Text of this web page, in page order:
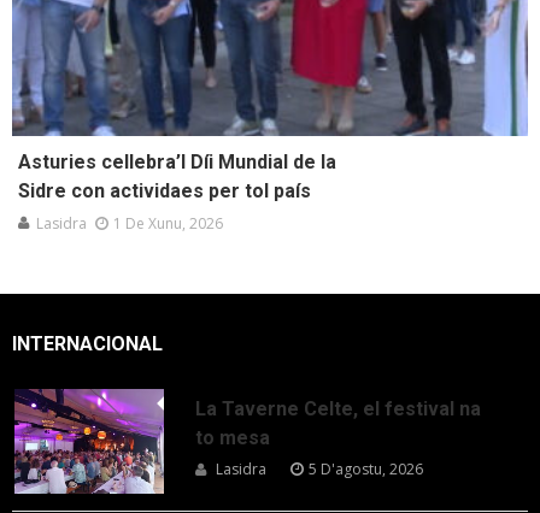
Asturies cellebra’l Díi Mundial de la
Sidre con actividaes per tol país
Lasidra 1 De Xunu, 2026
INTERNACIONAL
La Taverne Celte, el festival na
to mesa
Lasidra 5 D'agostu, 2026